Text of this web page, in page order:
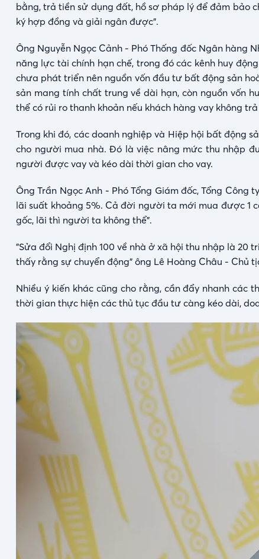
bằng, trả tiền sử dụng đất, hồ sơ pháp lý để đảm bảo
ký hợp đồng và giải ngân được".
Ông Nguyễn Ngọc Cảnh - Phó Thống đốc Ngân hàng
năng lực tài chính hạn chế, trong đó các kênh huy
chưa phát triển nên nguồn vốn đầu tư bất động sản
sản mang tính chất trung về dài hạn, còn nguồn vốn
thể có rủi ro thanh khoản nếu khách hàng vay không
Trong khi đó, các doanh nghiệp và Hiệp hội bất động
cho người mua nhà. Đó là việc nâng mức thu nhập
người được vay và kéo dài thời gian cho vay.
Ông Trần Ngọc Anh - Phó Tổng Giám đốc, Tổng
lãi suất khoảng 5%. Cả đời người ta mới mua được 1
gốc, lãi thì người ta không thể".
"Sửa đổi Nghị định 100 về nhà ở xã hội thu nhập là 20
thấy rằng sự chuyển động" ông Lê Hoàng Châu - Chủ
Nhiều ý kiến khác cũng cho rằng, cần đẩy nhanh
thời gian thực hiện các thủ tục đầu tư càng kéo dài,